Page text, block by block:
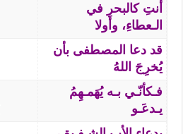
أنتِ كالبحرِ في
الـعطاءِ، وأولا
قد دعا المصطفى بأن
يُخرِجَ اللهُ
فـكأنّـي بـه يُهَمـهِمُ
يـدعَـو